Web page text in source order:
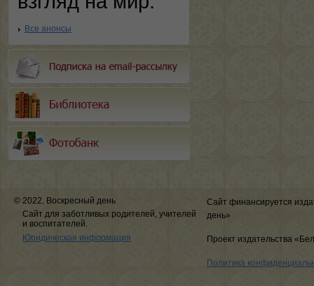
Все анонсы
© 2022, Воскресный день
Сайт для заботливых родителей, учителей
и воспитателей.
Юридическая информация
Сайт финансируется
день»
Проект издательства
Политика